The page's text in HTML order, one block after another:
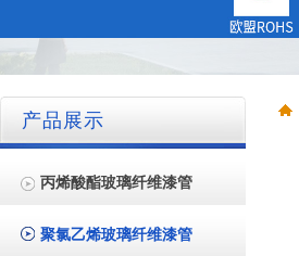
产品展示
丙烯酸酯玻璃纤维漆管
聚氯乙烯玻璃纤维漆管